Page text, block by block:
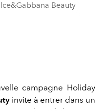
Beauty
campagne Holiday
invite à entrer dans un